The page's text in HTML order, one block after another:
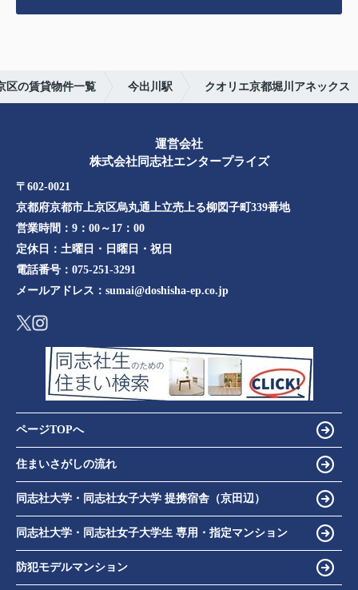
区の賃貸物件一覧 今出川駅 クオリエ京都堀川アネックス
運営会社
株式会社同志社エンタープライズ
〒602-0021
京都府京都市上京区烏丸通上立売上る柳図子町339番地​​
営業時間： 9：00～17：00
定休日： 土曜日・日曜日・祝日
電話番号： 075-251-3291
メールアドレス： sumai@doshisha-ep.co.jp
ページTOPへ
住まいさがしの流れ
同志社大学・同志社女子大学 提携宿舎（京田辺）
同志社大学・同志社女子大学生 専用・指定マンション
防犯モデルマンション